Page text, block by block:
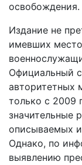
освобождения.
Издание не
имевших
Официальный
авторитетных
только с 2009
значительные
описываемых
Однако, по
выявлению